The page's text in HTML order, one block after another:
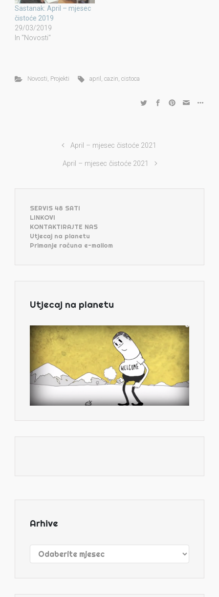
Sastanak: April – mjesec
čistoće 2019
29/03/2019
In "Novosti"
Novosti, Projekti april ,cazin,cistoca
April – mjesec čistoće 2021
April – mjesec čistoće 2021
SERVIS 48 SATI
LINKOVI
KONTAKTIRAJTE NAS
Utjecaj na planetu
Primanje računa e-mailom
Utjecaj na planetu
Arhive